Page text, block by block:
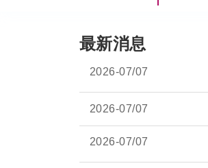
最新消息
2026-07/07
2026-07/07
2026-07/07